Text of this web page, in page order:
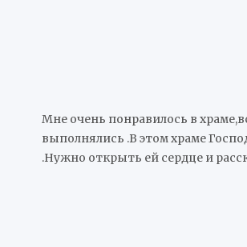
Мне очень понравилось в
выполнялись .В этом храме
.Нужно открыть ей сердце и